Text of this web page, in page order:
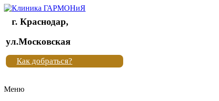
Клиника
"Новая
жизнь"
Клиника
г. Краснодар,
ул.Московская
Как добраться?
Меню